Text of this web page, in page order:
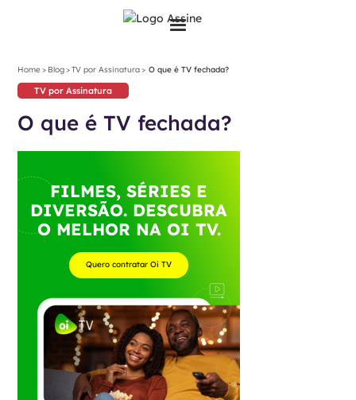
Home> Blog>TV por Assinatura> O que é TV fechada?
TV por Assinatura
O que é TV fechada?
FILMES, SÉRIES E
DIVERSÃO. DESCUBRA
O MELHOR NA OI TV.
Quero contratar Oi TV